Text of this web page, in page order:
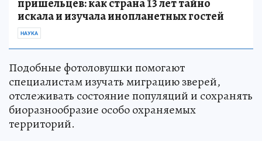
пришельцев: как страна 13 лет тайно
искала и изучала инопланетных гостей
НАУКА
Подобные фотоловушки помогают
специалистам изучать миграцию зверей,
отслеживать состояние популяций и сохранять
биоразнообразие особо охраняемых
территорий.